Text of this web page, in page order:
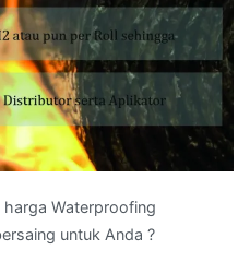
harga Waterproofing
untuk Anda ?